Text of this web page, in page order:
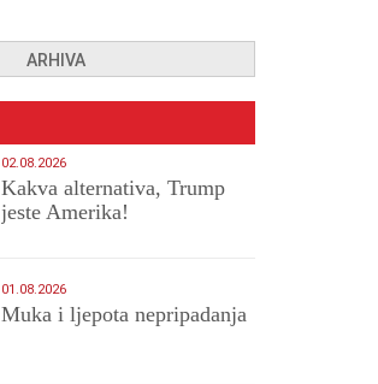
ARHIVA
02.08.2026
Kakva alternativa, Trump
jeste Amerika!
01.08.2026
Muka i ljepota nepripadanja